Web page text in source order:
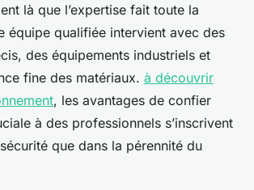
là que l’expertise fait toute la
équipe qualifiée intervient avec des
des équipements industriels et
fine des matériaux. à découvrir
, les avantages de confier
à des professionnels s’inscrivent
que dans la pérennité du